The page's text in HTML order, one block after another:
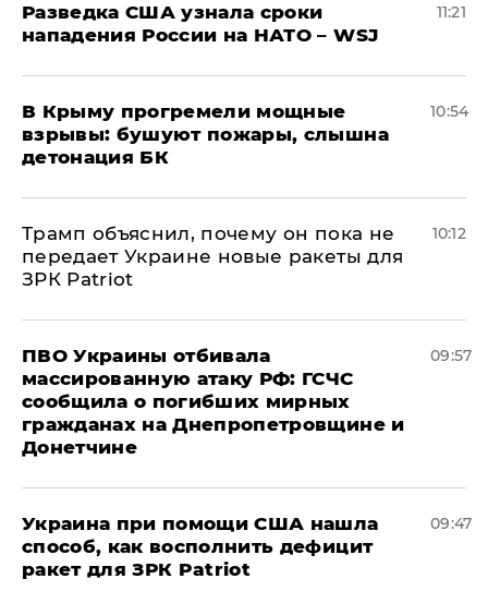
Разведка США узнала сроки
нападения России на НАТО – WSJ
11:21
В Крыму прогремели мощные
взрывы: бушуют пожары, слышна
детонация БК
10:54
Трамп объяснил, почему он пока не
передает Украине новые ракеты для
ЗРК Patriot
10:12
ПВО Украины отбивала
массированную атаку РФ: ГСЧС
сообщила о погибших мирных
гражданах на Днепропетровщине и
Донетчине
09:57
Украина при помощи США нашла
способ, как восполнить дефицит
ракет для ЗРК Patriot
09:47